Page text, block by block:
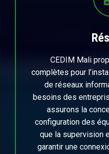
CEDIM Mali
complètes pour
de réseaux
besoins des
assurons la
configuration des
que la supervision
garantir une